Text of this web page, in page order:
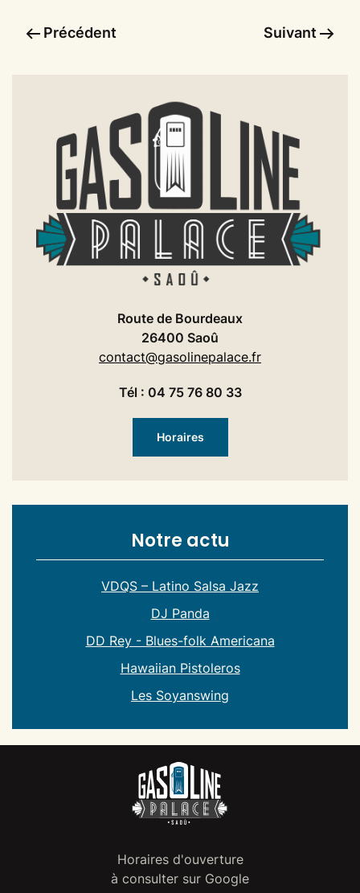
Précédent Suivant
Route de Bourdeaux
26400 Saoû
contact@gasolinepalace.fr
Tél : 04 75 76 80 33
Horaires
Notre actu
VDQS – Latino Salsa Jazz
DJ Panda
DD Rey - Blues-folk Americana
Hawaiian Pistoleros
Les Soyanswing
Horaires d'ouverture
à consulter sur Google